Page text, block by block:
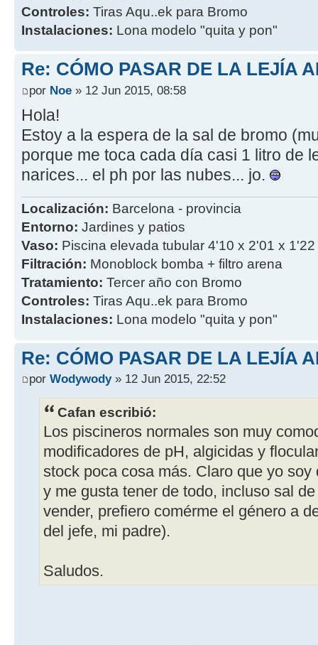
Controles: Tiras Aqu..ek para Bromo
Instalaciones: Lona modelo "quita y pon"
Re: CÓMO PASAR DE LA LEJÍA
por Noe » 12 Jun 2015, 08:58
Hola!
Estoy a la espera de la sal de bromo
porque me toca cada día casi 1 litro de
narices... el ph por las nubes... jo.
Localización: Barcelona - provincia
Entorno: Jardines y patios
Vaso: Piscina elevada tubular 4'10 x 2'01 x
Filtración: Monoblock bomba + filtro arena
Tratamiento: Tercer año con Bromo
Controles: Tiras Aqu..ek para Bromo
Instalaciones: Lona modelo "quita y pon"
Re: CÓMO PASAR DE LA LEJÍA
por Wodywody» 12 Jun 2015, 22:52
Cafan escribió:
Los piscineros normales son muy
modificadores de pH, algicidas y
stock poca cosa más. Claro que yo
y me gusta tener de todo, incluso sal
vender, prefiero comérme el género a
del jefe, mi padre).
Saludos.